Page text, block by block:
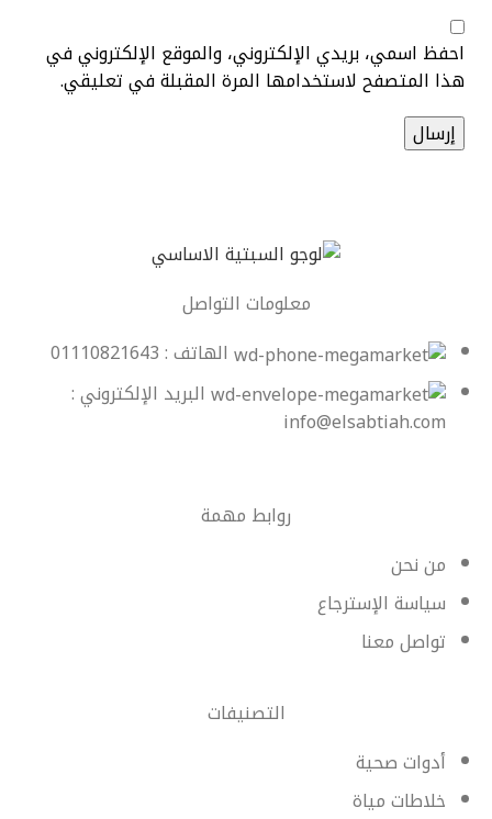
احفظ اسمي، بريدي الإلكتروني، والموقع الإلكتروني في
هذا المتصفح لاستخدامها المرة المقبلة في تعليقي.
معلومات التواصل
الهاتف : 01110821643
البريد الإلكتروني :
info@elsabtiah.com
روابط مهمة
من نحن
سياسة الإسترجاع
تواصل معنا
التصنيفات
أدوات صحية
خلاطات مياة